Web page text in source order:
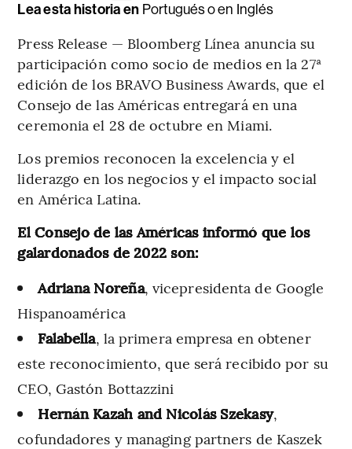
Lea esta historia en Portuguéso en Inglés
Press Release — Bloomberg Línea anuncia su
participación como socio de medios en la 27ª
edición de los BRAVO Business Awards, que el
Consejo de las Américas entregará en una
ceremonia el 28 de octubre en Miami.
Los premios reconocen la excelencia y el
liderazgo en los negocios y el impacto social
en América Latina.
El Consejo de las Américas informó que los
galardonados de 2022 son:
Adriana Noreña, vicepresidenta de Google
Hispanoamérica
Falabella, la primera empresa en obtener
este reconocimiento, que será recibido por su
CEO, Gastón Bottazzini
Hernán Kazah and Nicolás Szekasy,
cofundadores y managing partners de Kaszek